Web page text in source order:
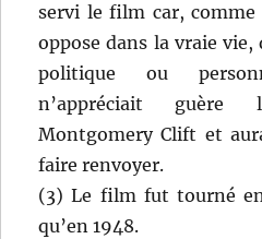
servi le film car,
oppose dans la vraie
politique ou
n’appréciait guère
Montgomery Clift et
faire renvoyer.
(3) Le film fut tourné
qu’en 1948.